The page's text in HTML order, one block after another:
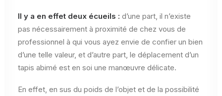
Il y a en effet deux écueils : d’une part, il n’existe
pas nécessairement à proximité de chez vous de
professionnel à qui vous ayez envie de confier un bien
d’une telle valeur, et d’autre part, le déplacement d’un
tapis abimé est en soi une manœuvre délicate.
En effet, en sus du poids de l’objet et de la possibilité